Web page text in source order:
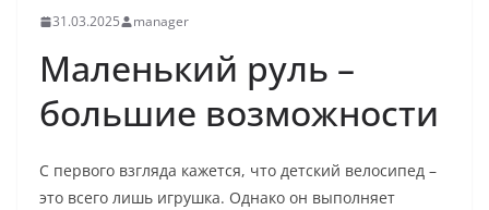
31.03.2025 manager
Маленький руль –
большие возможности
С первого взгляда кажется, что детский велосипед –
это всего лишь игрушка. Однако он выполняет